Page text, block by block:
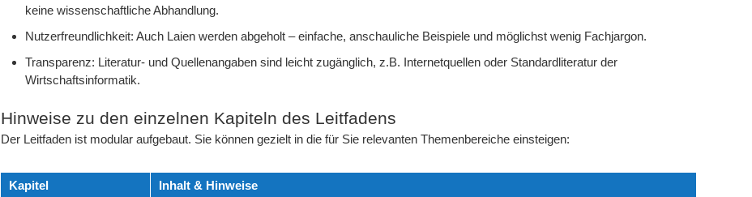
keine wissenschaftliche Abhandlung.
Nutzerfreundlichkeit: Auch Laien werden abgeholt – einfache, anschauliche Beispiele und möglichst wenig Fachjargon.
Transparenz: Literatur- und Quellenangaben sind leicht zugänglich, z.B. Internetquellen oder Standardliteratur der
Wirtschaftsinformatik.
Hinweise zu den einzelnen Kapiteln des Leitfadens
Der Leitfaden ist modular aufgebaut. Sie können gezielt in die für Sie relevanten Themenbereiche einsteigen:
Kapitel
Inhalt & Hinweise